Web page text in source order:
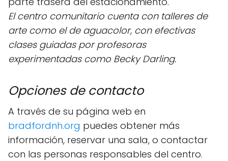
El centro comunitario cuenta con talleres de
arte como el de aguacolor, con efectivas
clases guiadas por profesoras
experimentadas como Becky Darling.
Opciones de contacto
A través de su página web en
bradfordnh.org puedes obtener más
información, reservar una sala, o contactar
con las personas responsables del centro.